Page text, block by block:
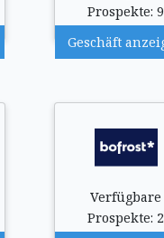
Prospekte: 9
Geschäft
Verfügbare
Prospekte: 2